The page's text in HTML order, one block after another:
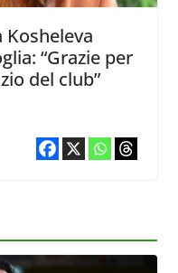
Kosheleva
“Grazie per
del club”